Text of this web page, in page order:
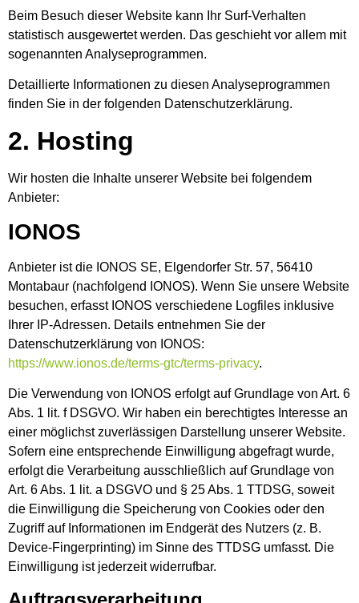
Beim Besuch dieser Website kann Ihr Surf-Verhalten
statistisch ausgewertet werden. Das geschieht vor allem mit
sogenannten Analyseprogrammen.
Detaillierte Informationen zu diesen Analyseprogrammen
finden Sie in der folgenden Datenschutzerklärung.
2. Hosting
Wir hosten die Inhalte unserer Website bei folgendem
Anbieter:
IONOS
Anbieter ist die IONOS SE, Elgendorfer Str. 57, 56410
Montabaur (nachfolgend IONOS). Wenn Sie unsere Website
besuchen, erfasst IONOS verschiedene Logfiles inklusive
Ihrer IP-Adressen. Details entnehmen Sie der
Datenschutzerklärung von IONOS:
https://www.ionos.de/terms-gtc/terms-privacy.
Die Verwendung von IONOS erfolgt auf Grundlage von Art. 6
Abs. 1 lit. f DSGVO. Wir haben ein berechtigtes Interesse an
einer möglichst zuverlässigen Darstellung unserer Website.
Sofern eine entsprechende Einwilligung abgefragt wurde,
erfolgt die Verarbeitung ausschließlich auf Grundlage von
Art. 6 Abs. 1 lit. a DSGVO und § 25 Abs. 1 TTDSG, soweit
die Einwilligung die Speicherung von Cookies oder den
Zugriff auf Informationen im Endgerät des Nutzers (z. B.
Device-Fingerprinting) im Sinne des TTDSG umfasst. Die
Einwilligung ist jederzeit widerrufbar.